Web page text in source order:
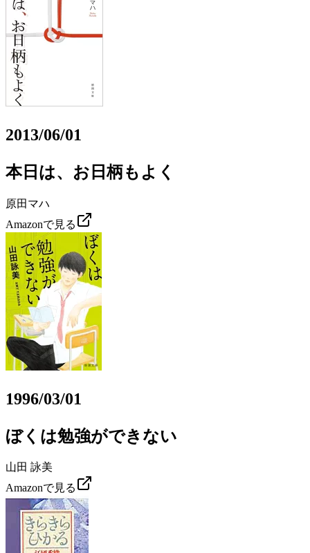
2013/06/01
本日は、お日柄もよく
原田マハ
Amazonで見る
1996/03/01
ぼくは勉強ができない
山田 詠美
Amazonで見る